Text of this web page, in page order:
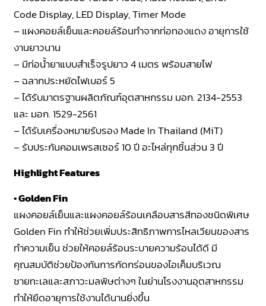
Code Display, LED Display, Timer Mode
– แผงคอยล์เย็นและคอยล์ร้อนทำจากท่อทองแดง อายุการใช้
งานยาวนาน
– มีท่อน้ำยาแบบสำเร็จรูปยาว 4 เมตร พร้อมสายไฟ
– ฉลากประหยัดไฟเบอร์ 5
– ได้รับมาตรฐานผลิตภัณฑ์อุตสาหกรรม มอก. 2134-2553
และ มอก. 1529-2561
– ได้รับเครื่องหมายรับรอง Made In Thailand (MiT)
– รับประกันคอมเพรสเซอร์ 10 ปี อะไหล่ทุกชิ้นส่วน 3 ปี
Highlight Features
• Golden Fin
แผงคอยล์เย็นและแผงคอยล์ร้อนเคลือบสารสีทองชนิดพิเศษ
Golden Fin ทำให้ช่วยเพิ่มประสิทธิภาพการไหลเวียนของสาร
ทำความเย็น ช่วยให้คอยล์ร้อนระบายความร้อนได้ดี มี
คุณสมบัติช่วยป้องกันการกัดกร่อนของไอเค็มบริเวณ
ชายทะเลและสภาวะมลพิษต่างๆ ในย่านโรงงานอุตสาหกรรม
ทำให้ยืดอายุการใช้งานได้นานยิ่งขึ้น